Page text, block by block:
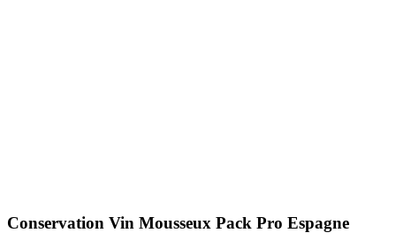
Conservation Vin Mousseux Pack Pro Espagne